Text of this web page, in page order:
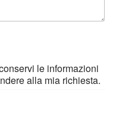
le informazioni
alla mia richiesta.